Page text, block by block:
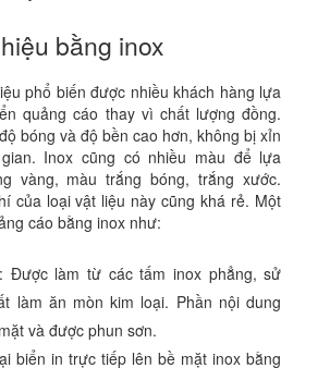
bằng inox
phổ biến được nhiều khách hàng lựa
quảng cáo thay vì chất lượng đồng.
bóng và độ bền cao hơn, không bị xỉn
Inox cũng có nhiều màu để lựa
vàng, màu trắng bóng, trắng xước.
của loại vật liệu này cũng khá rẻ. Một
cáo bằng inox như:
Được làm từ các tấm inox phẳng, sử
làm ăn mòn kim loại. Phần nội dung
và được phun sơn.
biển in trực tiếp lên bề mặt inox bằng